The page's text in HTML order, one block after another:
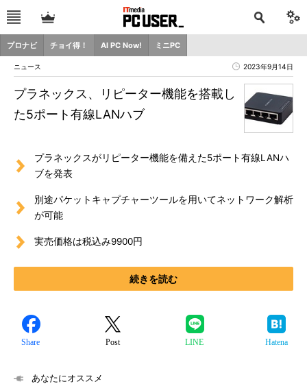
プロナビ チョイ得！ AI PC Now! ミニPC
ニュース 2023年9月14日
プラネックス、リピーター機能を搭載し
た5ポート有線LANハブ
プラネックスがリピーター機能を備えた5ポート有線LANハ
ブを発表
別途パケットキャプチャーツールを用いてネットワーク解析
が可能
実売価格は税込み9900円
続きを読む
Share Post LINE Hatena
あなたにオススメ